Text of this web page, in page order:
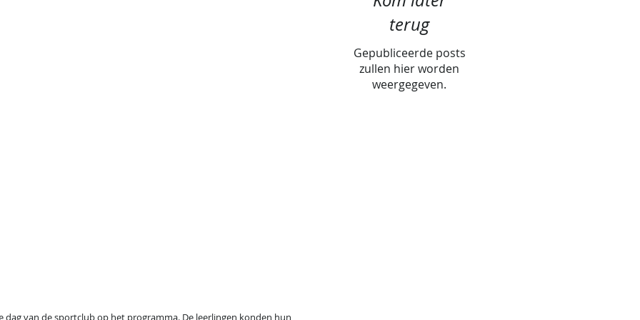
dag van de sportclub op het programma. De leerlingen konden hun
terug
Gepubliceerde posts
zullen hier worden
weergegeven.